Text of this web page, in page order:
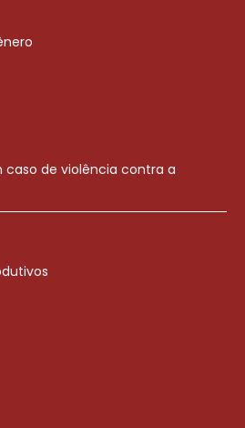
caso de violência contra a